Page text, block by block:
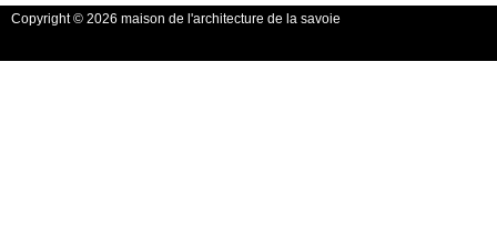
Copyright © 2026 maison de l'architecture de la savoie